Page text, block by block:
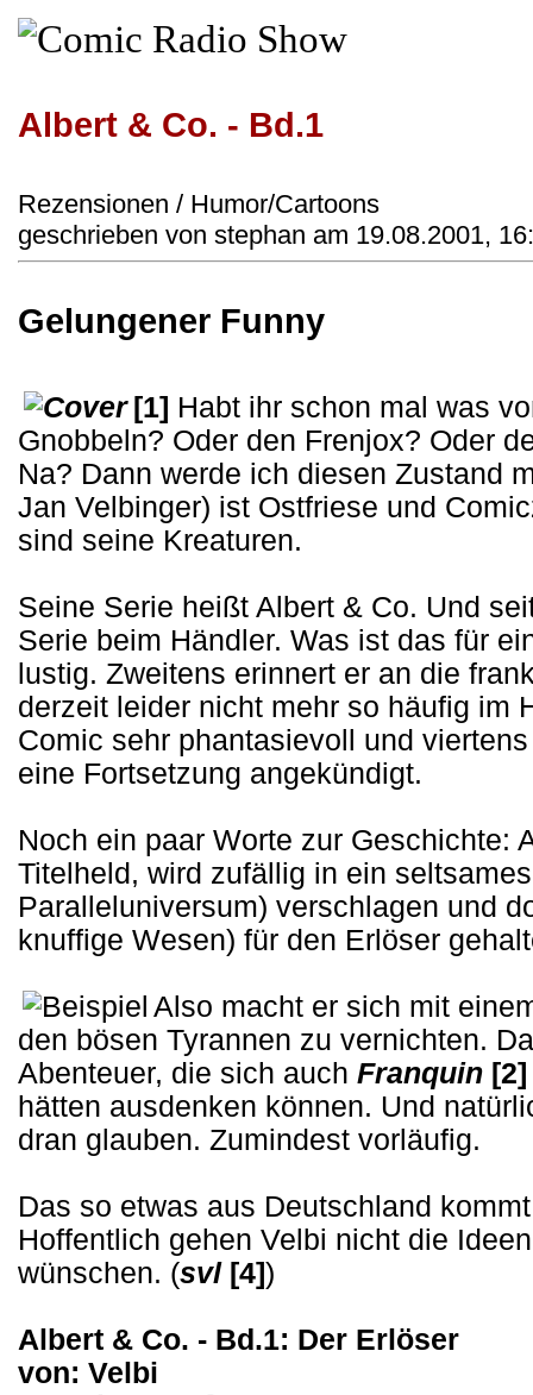
Albert & Co. - Bd.1
Rezensionen / Humor/Cartoons
geschrieben von stephan am 19.08.2001,
Gelungener Funny
[1] Habt ihr schon mal was
Gnobbeln? Oder den Frenjox? Oder
Na? Dann werde ich diesen Zustand
Jan Velbinger) ist Ostfriese und
sind seine Kreaturen.
Seine Serie heißt Albert & Co. Und
Serie beim Händler. Was ist das für
lustig. Zweitens erinnert er an die
derzeit leider nicht mehr so häufig im
Comic sehr phantasievoll und
eine Fortsetzung angekündigt.
Noch ein paar Worte zur Geschichte:
Titelheld, wird zufällig in ein
Paralleluniversum) verschlagen und
knuffige Wesen) für den Erlöser
Also macht er sich mit
den bösen Tyrannen zu vernichten.
Abenteuer, die sich auch Franquin [2]
hätten ausdenken können. Und
dran glauben. Zumindest vorläufig.
Das so etwas aus Deutschland
Hoffentlich gehen Velbi nicht die
wünschen. (svl[4])
Albert & Co. - Bd.1: Der Erlöser
von: Velbi